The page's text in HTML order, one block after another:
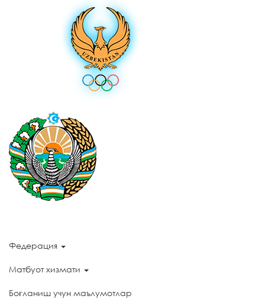
Федерация
Матбуот хизмати
Боғланиш учун маълумотлар